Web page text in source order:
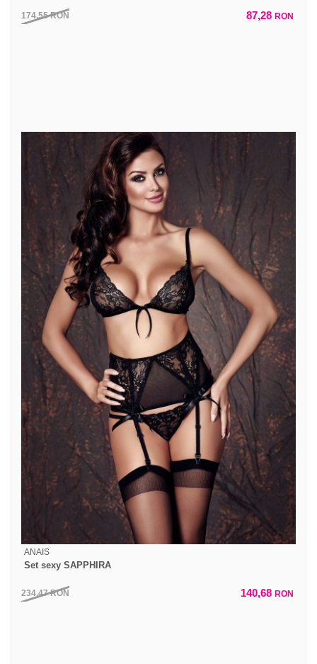
174,55RON 87,28 RON
ANAIS
Set sexy SAPPHIRA
234,47RON 140,68 RON